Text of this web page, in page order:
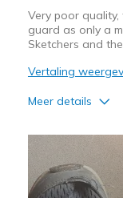
Very poor
guard as only a
Sketchers and
Vertaling
Meer details
Minpunten